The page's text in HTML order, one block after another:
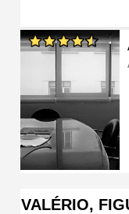
VALÉRIO,